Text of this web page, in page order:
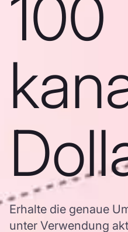
100
Erhalte die genaue
unter Verwendung